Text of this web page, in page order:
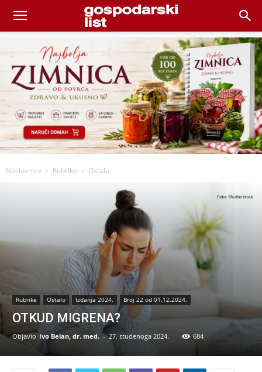
Naslovnica Rubrike Ostalo
Rubrike Ostalo Izdanja 2024. Broj 22 od 01.12.2024.
OTKUD MIGRENA?
Objavio Ivo Belan, dr. med. - 27. studenoga 2024. 684